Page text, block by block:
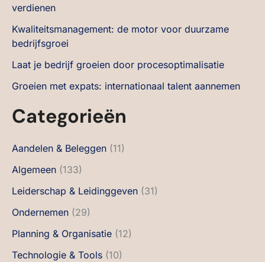
verdienen
Kwaliteitsmanagement: de motor voor duurzame
bedrijfsgroei
Laat je bedrijf groeien door procesoptimalisatie
Groeien met expats: internationaal talent aannemen
Categorieën
Aandelen & Beleggen (11)
Algemeen (133)
Leiderschap & Leidinggeven (31)
Ondernemen (29)
Planning & Organisatie (12)
Technologie & Tools (10)